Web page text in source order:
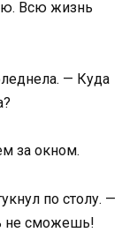
Всю жизнь
— Куда
за окном.
по столу. —
не сможешь!